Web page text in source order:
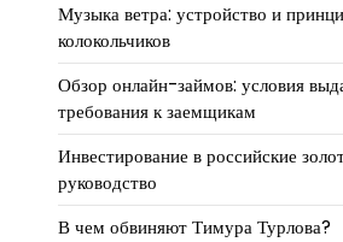
Музыка ветра: устройство и
колокольчиков
Обзор онлайн-займов: условия
требования к заемщикам
Инвестирование в российские
руководство
В чем обвиняют Тимура Турлова?